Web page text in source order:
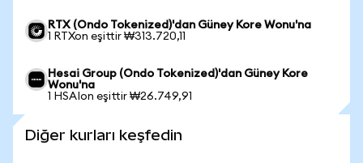
RTX (Ondo Tokenized)'dan Güney Kore Wonu'na
1 RTXon eşittir ₩313.720,11
Hesai Group (Ondo Tokenized)'dan Güney Kore
Wonu'na
1 HSAIon eşittir ₩26.749,91
Diğer kurları keşfedin